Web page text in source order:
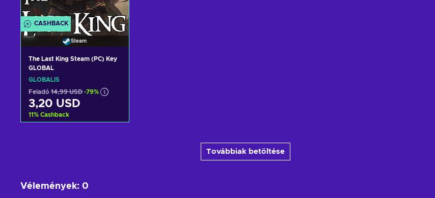
CASHBACK
Steam
The Last King Steam (PC) Key
GLOBAL
GLOBÁLIS
Feladó 14,99 USD -79%
3,20 USD
11% Cashback
Továbbiak betöltése
Vélemények: 0